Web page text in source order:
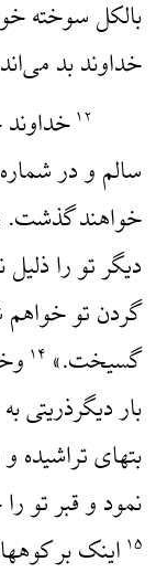
بالکل سوخته
خداوند بد
۱۲
سالم و در
خواهند گذشت.
دیگر تو را
گردن تو
گسیخت.» ۱۴
بار دیگرذریتی
بتهای
نمود و قبر تو
۱۵ اینک بر